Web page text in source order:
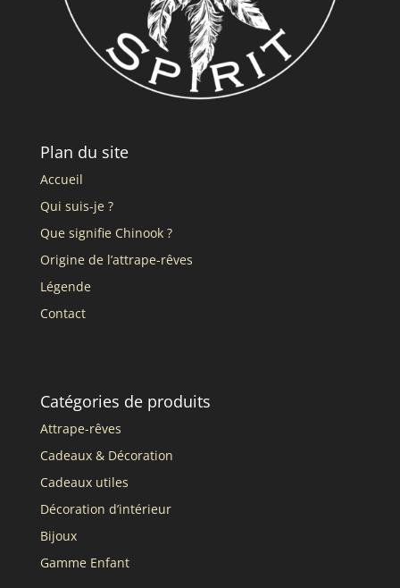
Plan du site
Accueil
Qui suis-je ?
Que signifie Chinook ?
Origine de l’attrape-rêves
Légende
Contact
Catégories de produits
Attrape-rêves
Cadeaux & Décoration
Cadeaux utiles
Décoration d’intérieur
Bijoux
Gamme Enfant